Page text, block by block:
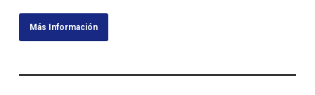
Más Información